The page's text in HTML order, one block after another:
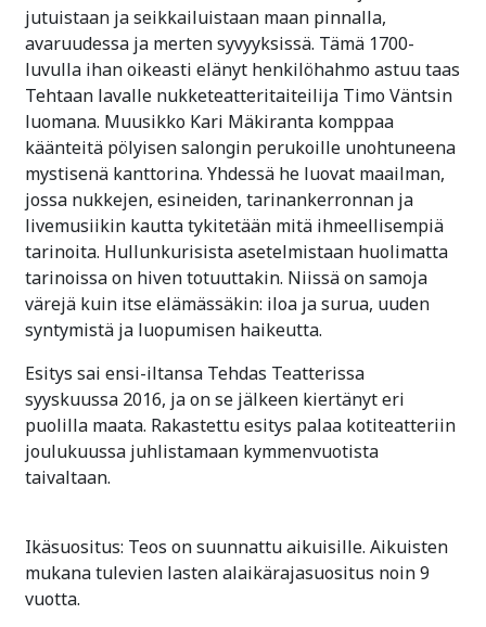
jutuistaan ja seikkailuistaan maan pinnalla,
avaruudessa ja merten syvyyksissä. Tämä 1700-
luvulla ihan oikeasti elänyt henkilöhahmo astuu taas
Tehtaan lavalle nukketeatteritaiteilija Timo Väntsin
luomana. Muusikko Kari Mäkiranta komppaa
käänteitä pölyisen salongin perukoille unohtuneena
mystisenä kanttorina. Yhdessä he luovat maailman,
jossa nukkejen, esineiden, tarinankerronnan ja
livemusiikin kautta tykitetään mitä ihmeellisempiä
tarinoita. Hullunkurisista asetelmistaan huolimatta
tarinoissa on hiven totuuttakin. Niissä on samoja
värejä kuin itse elämässäkin: iloa ja surua, uuden
syntymistä ja luopumisen haikeutta.
Esitys sai ensi-iltansa Tehdas Teatterissa
syyskuussa 2016, ja on se jälkeen kiertänyt eri
puolilla maata. Rakastettu esitys palaa kotiteatteriin
joulukuussa juhlistamaan kymmenvuotista
taivaltaan.
Ikäsuositus: Teos on suunnattu aikuisille. Aikuisten
mukana tulevien lasten alaikärajasuositus noin 9
vuotta.